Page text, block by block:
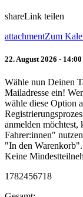
shareLink teilen
attachmentZum
22. August 2026 -
Wähle nun Deinen
Mailadresse ein!
wähle diese Option
anmelden
Fahrer:innen"
"In den
Keine
1782456718